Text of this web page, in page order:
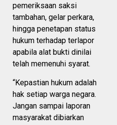
pemeriksaan saksi
tambahan, gelar perkara,
hingga penetapan status
hukum terhadap terlapor
apabila alat bukti dinilai
telah memenuhi syarat.
“Kepastian hukum adalah
hak setiap warga negara.
Jangan sampai laporan
masyarakat dibiarkan